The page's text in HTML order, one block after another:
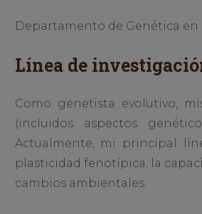
Departamento de Genética en
Línea de
Como genetista evolutivo,
(incluidos aspectos
Actualmente, mi principal
plasticidad fenotípica, la
cambios ambientales.